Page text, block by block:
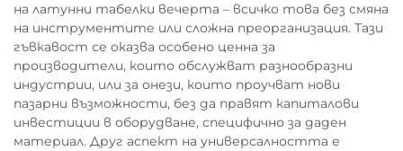
на латунни табелки вечерта – всичко това без смяна
на инструментите или сложна преорганизация. Тази
гъвкавост се оказва особено ценна за
производители, които обслужват разнообразни
индустрии, или за онези, които проучват нови
пазарни възможности, без да правят капиталови
инвестиции в оборудване, специфично за даден
материал. Друг аспект на универсалността е